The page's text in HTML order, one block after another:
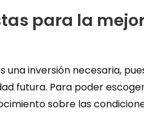
para la
inversión necesaria,
futura. Para poder
sobre las